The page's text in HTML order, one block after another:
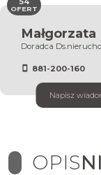
Małgorzata
Doradca
881-200-160
Napisz
OFERT
OPIS